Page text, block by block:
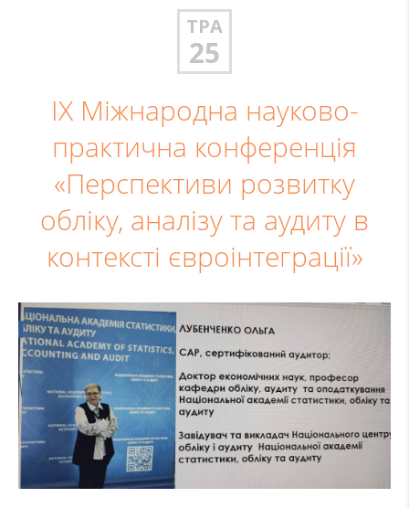
ТРА
25
ІX Міжнародна науково-
практична конференція
«Перспективи розвитку
обліку, аналізу та аудиту в
контексті євроінтеграції»